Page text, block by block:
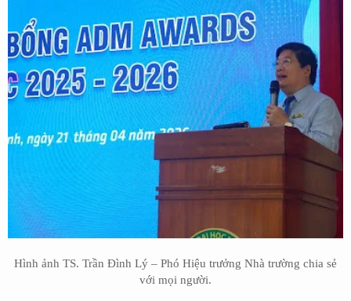
Hình ảnh TS. Trần Đình Lý – Phó Hiệu trưởng Nhà trường chia sẻ
với mọi người.